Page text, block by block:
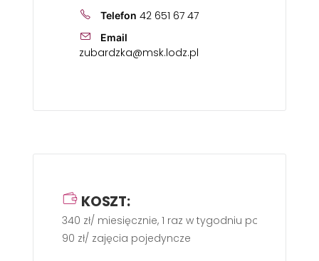
Telefon 42 651 67 47
Email
zubardzka@msk.lodz.pl
KOSZT:
340 zł/ miesięcznie, 1 raz w tygodniu po 60 min.
90 zł/ zajęcia pojedyncze